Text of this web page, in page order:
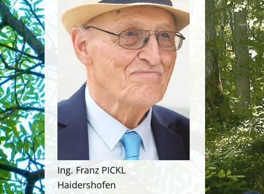
Ing. Franz PICKL
Haidershofen